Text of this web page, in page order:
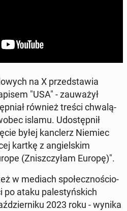
na X przed­sta­wia
"USA" - za­uwa­żył
również treści chwa­lą­
islamu. Udo­stęp­nił
byłej kanc­lerz Niemiec
kartkę z an­giel­skim
(Znisz­czy­łam Europę)".
w mediach spo­łecz­no­ścio­
po ataku pa­le­styń­skich
2023 roku - wynika